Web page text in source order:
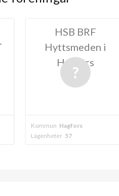
i
BRF
Kommun